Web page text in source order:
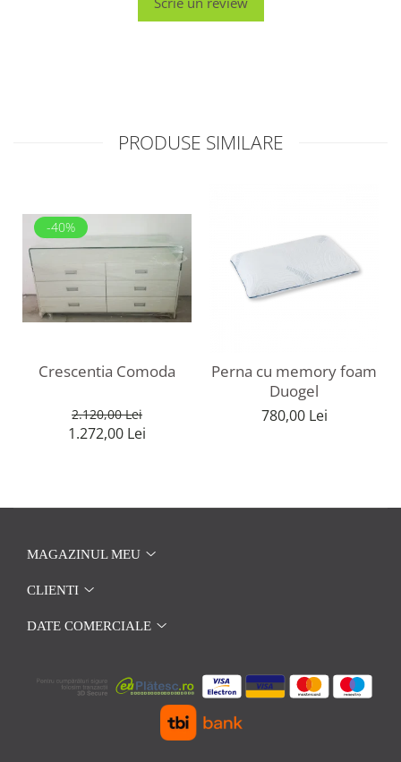
PRODUSE SIMILARE
-40%
Crescentia Comoda
2.120,00 Lei
1.272,00 Lei
Perna cu memory foam
Duogel
780,00 Lei
MAGAZINUL MEU
CLIENTI
DATE COMERCIALE